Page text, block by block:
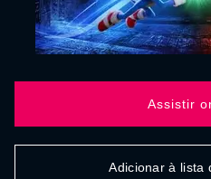
Assistir
Adicionar à lista